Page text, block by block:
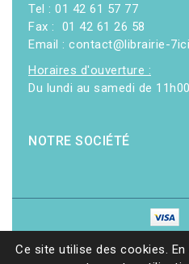
Tel : 01 42 61 57 77
Fax : 01 42 61 26 58
Email : contact@librairie-
Horaires d'ouverture :
Du lundi au samedi de
NOTRE SOCIÉTÉ
Ce site utilise des cookies.
© 2026 - Librairie 7ici|